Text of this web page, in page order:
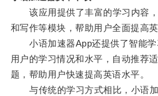
该应用提供了丰富的学习内容，
和写作等模块，帮助用户全面提高英
小语加速器App还提供了智能学
用户的学习情况和水平，自动推荐
题，帮助用户快速提高英语水平。
与传统的学习方式相比，小语加